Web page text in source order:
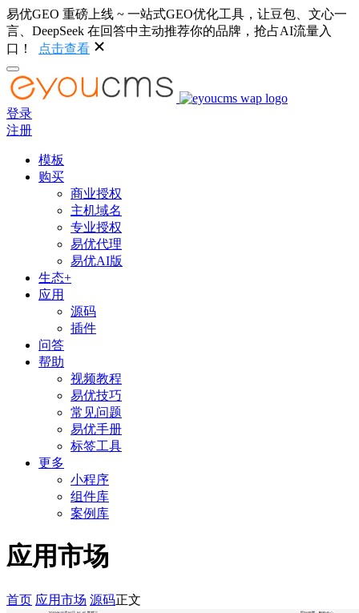
易优GEO 重磅上线 ~ 一站式GEO优化工具，让豆包、文心一
言、DeepSeek 在回答中主动推荐你的品牌，抢占AI流量入
口！
点击查看
登录
注册
模板
购买
商业授权
主机域名
专业授权
易优代理
易优AI版
生态+
应用
源码
插件
问答
帮助
视频教程
易优技巧
常见问题
易优手册
标签工具
更多
小程序
组件库
案例库
应用市场
首页 应用市场 源码正文